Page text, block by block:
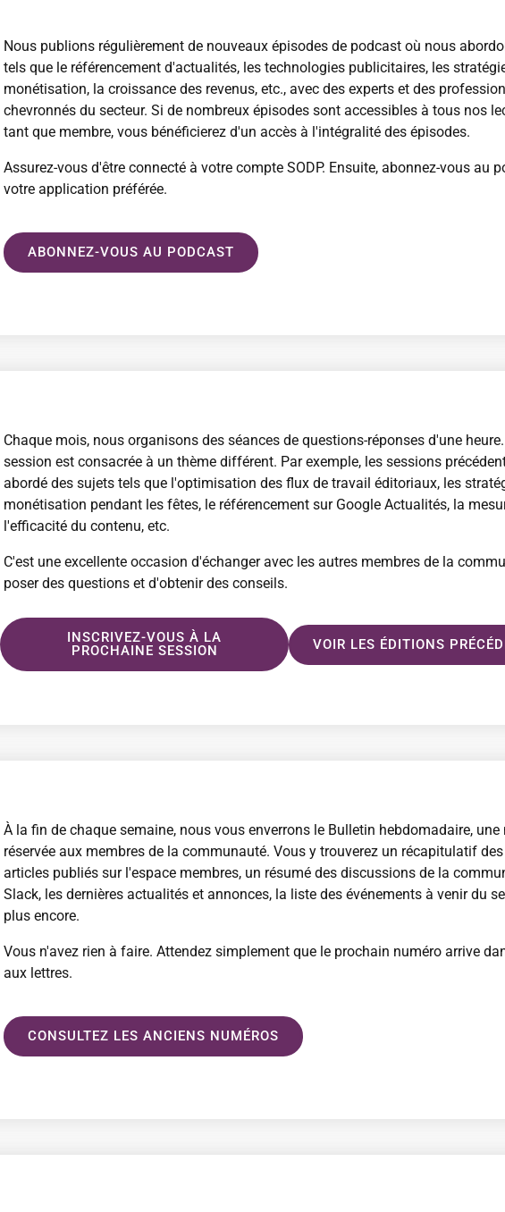
Nous publions régulièrement de nouveaux épisodes de podcast où nous
tels que le référencement d'actualités, les technologies publicitaires, les
monétisation, la croissance des revenus, etc., avec des experts et des
chevronnés du secteur. Si de nombreux épisodes sont accessibles à tous nos
tant que membre, vous bénéficierez d'un accès à l'intégralité des épisodes.
Assurez-vous d'être connecté à votre compte SODP. Ensuite, abonnez-vous au
votre application préférée.
ABONNEZ-VOUS AU PODCAST
Chaque mois, nous organisons des séances de questions-réponses d'une
session est consacrée à un thème différent. Par exemple, les sessions
abordé des sujets tels que l'optimisation des flux de travail éditoriaux, les
monétisation pendant les fêtes, le référencement sur Google Actualités, la
l'efficacité du contenu, etc.
C'est une excellente occasion d'échanger avec les autres membres de la
poser des questions et d'obtenir des conseils.
INSCRIVEZ-VOUS À LA
PROCHAINE SESSION
VOIR LES ÉDITIONS
À la fin de chaque semaine, nous vous enverrons le Bulletin hebdomadaire, une
réservée aux membres de la communauté. Vous y trouverez un récapitulatif
articles publiés sur l'espace membres, un résumé des discussions de la
Slack, les dernières actualités et annonces, la liste des événements à venir du
plus encore.
Vous n'avez rien à faire. Attendez simplement que le prochain numéro arrive
aux lettres.
CONSULTEZ LES ANCIENS NUMÉROS